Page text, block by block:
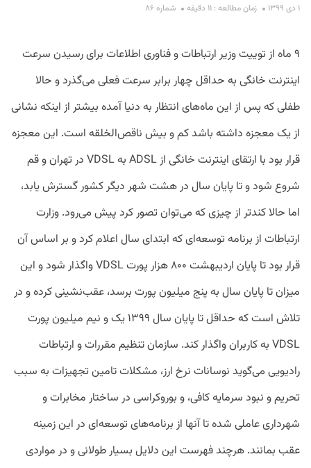
۱ دی ۱۳۹۹ زمان مطالعه : ۱۱ دقیقه شماره ۸۶
۹ ماه از توییت وزیر ارتباطات و فناوری اطلاعات برای رسیدن سرعت
اینترنت خانگی به حداقل چهار برابر سرعت فعلی می‌گذرد و حالا
طفلی که پس از این ماه‌های انتظار به دنیا آمده بیشتر از اینکه نشانی
از یک معجزه داشته باشد کم و بیش ناقص‌الخلقه است. این معجزه
قرار بود با ارتقای اینترنت خانگی از ADSL به VDSL در تهران و قم
شروع شود و تا پایان سال در هشت شهر دیگر کشور گسترش یابد،
اما حالا کندتر از چیزی که می‌توان تصور کرد پیش‌ می‌رود. وزارت
ارتباطات از برنامه توسعه‌ای که ابتدای سال اعلام کرد و بر اساس آن
قرار بود تا پایان اردیبهشت ۸۰۰ هزار پورت VDSL واگذار شود و این
میزان تا پایان سال به پنج میلیون پورت برسد، عقب‌نشینی کرده و در
تلاش است که حداقل تا پایان سال ۱۳۹۹ یک و نیم میلیون پورت
VDSL به کاربران واگذار کند. سازمان تنظیم مقررات و ارتباطات
رادیویی می‌گوید نوسانات نرخ ارز، مشکلات تامین تجهیزات به سبب
تحریم و نبود سرمایه کافی، و بوروکراسی در ساختار مخابرات و
شهرداری عاملی شده تا آنها از برنامه‌های توسعه‌ای در این زمینه
عقب بمانند. هرچند فهرست این دلایل بسیار طولانی و در مواردی